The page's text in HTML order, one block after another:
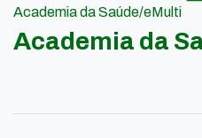
Academia da Saúde/eMulti
Academia da